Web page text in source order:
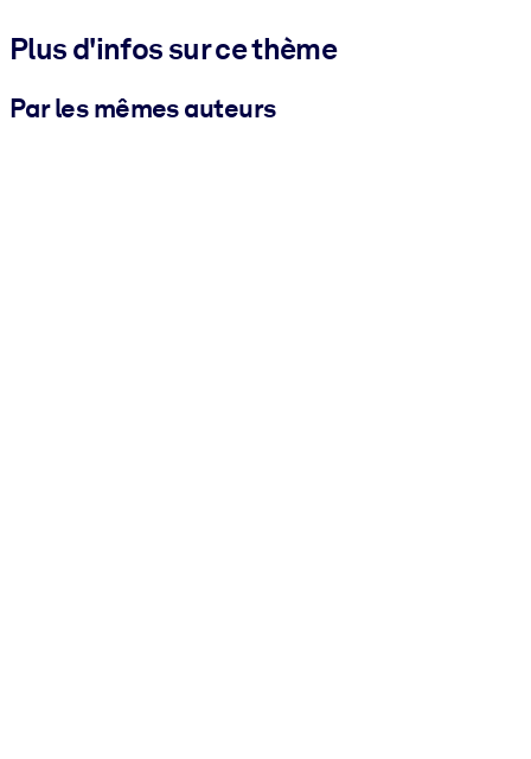
Plus d'infos sur ce thème
Par les mêmes auteurs